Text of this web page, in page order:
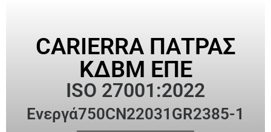
CARIERRA ΠΑΤΡΑΣ
ΚΔΒΜ ΕΠΕ
ISO 27001:2022
Ενεργά750CN22031GR2385-1